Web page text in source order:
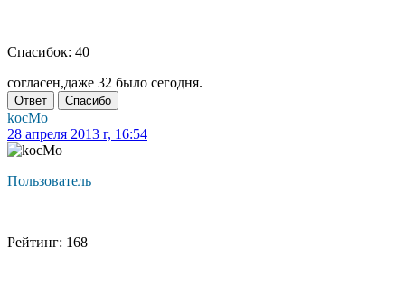
Спасибок: 40
согласен,даже 32 было сегодня.
Ответ Спасибо
kocMo
28 апреля 2013 г, 16:54
Пользователь
Рейтинг: 168